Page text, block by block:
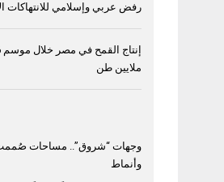
رفض عربي وإسلامي للانتهاكات
ملايين طن
وجهات “شروق”.. مساحات صُممت
وأنماط